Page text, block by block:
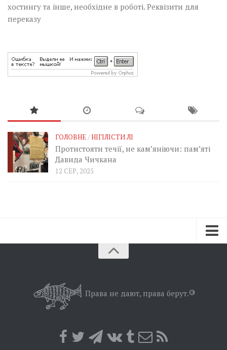
хостингу та інше, необхідне в роботі. Реквізити для
переказу
ГОЛОВНЕ/НІГІЛІСТИ ЛІ
Протистояти течії, не кам’яніючи: пам’яті
Давида Чичкана
12 СЕР, 2025
Позиція
Права не дают, права берут.©